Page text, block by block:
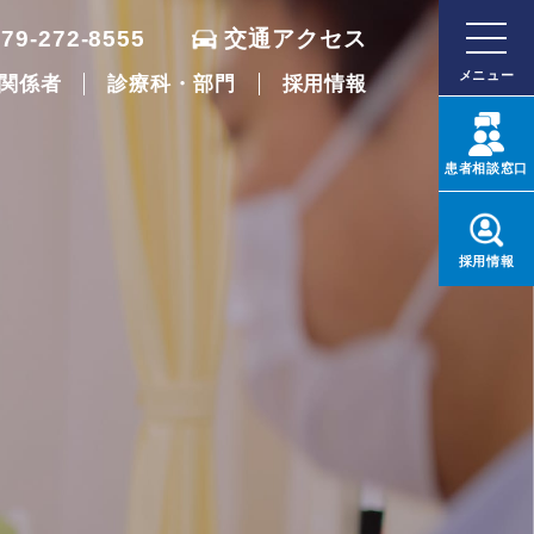
272-8555 交通アクセス
係者 診療科・部門 採用情報 メニュー
患者相談窓口
採用情報